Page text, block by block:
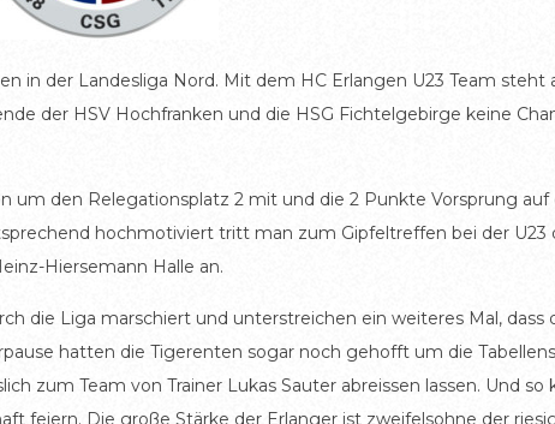
in der Landesliga Nord. Mit dem HC Erlangen U23 Team steht
der HSV Hochfranken und die HSG Fichtelgebirge keine
den Relegationsplatz 2 mit und die 2 Punkte Vorsprung auf
hochmotiviert tritt man zum Gipfeltreffen bei der U23
Hiersemann Halle an.
die Liga marschiert und unterstreichen ein weiteres Mal, dass
hatten die Tigerenten sogar noch gehofft um die
zum Team von Trainer Lukas Sauter abreissen lassen. Und so
feiern. Die große Stärke der Erlanger ist zweifelsohne der